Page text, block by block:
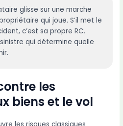
glisse sur une marche
qui joue. S’il met le
c’est sa propre RC.
qui détermine quelle
les
biens et le vol